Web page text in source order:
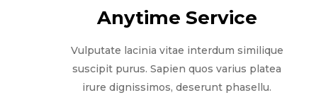
Anytime Service
Vulputate lacinia vitae interdum similique
suscipit purus. Sapien quos varius platea
irure dignissimos, deserunt phasellu.